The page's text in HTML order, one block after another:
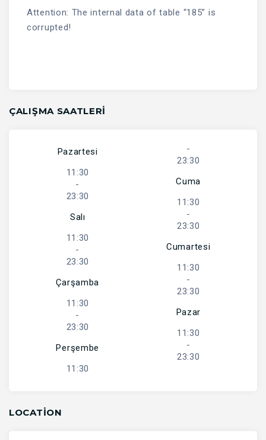
Attention: The internal data of table “185” is
corrupted!
ÇALIŞMA SAATLERI
Pazartesi
11:30
-
23:30
Salı
11:30
-
23:30
Çarşamba
11:30
-
23:30
Perşembe
11:30
-
23:30
Cuma
11:30
-
23:30
Cumartesi
11:30
-
23:30
Pazar
11:30
-
23:30
LOCATION